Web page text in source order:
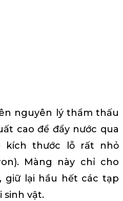
nguyên lý thẩm thấu
cao để đẩy nước qua
kích thước lỗ rất nhỏ
Màng này chỉ cho
giữ lại hầu hết các tạp
sinh vật.